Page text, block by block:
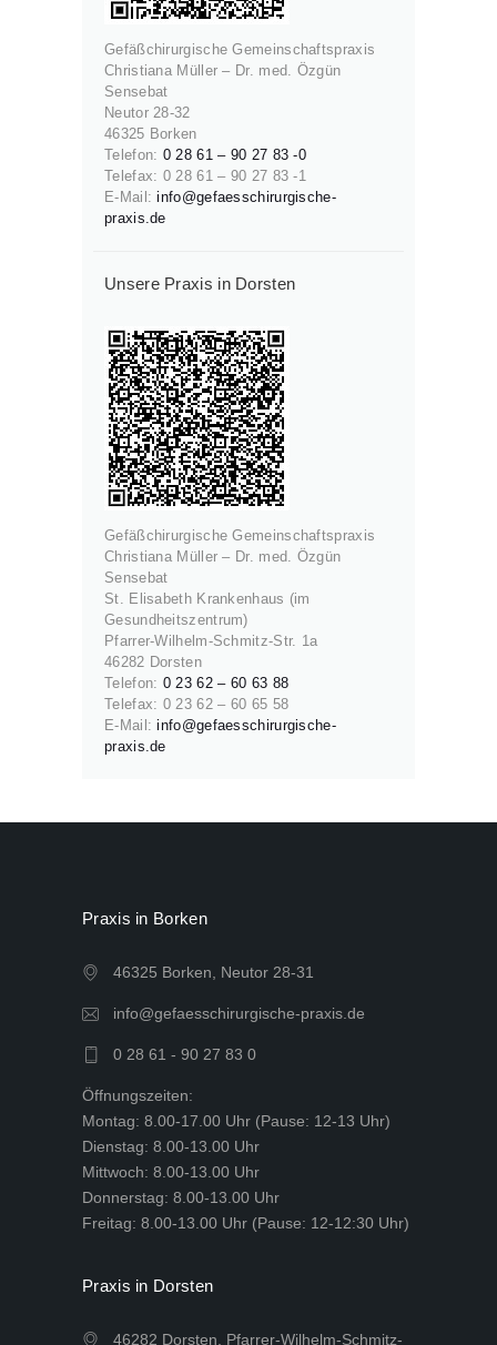
Gefäßchirurgische Gemeinschaftspraxis
Christiana Müller – Dr. med. Özgün
Sensebat
Neutor 28-32
46325 Borken
Telefon: 0 28 61 – 90 27 83 -0
Telefax: 0 28 61 – 90 27 83 -1
E-Mail:info@gefaesschirurgische-
praxis.de
Unsere Praxis in Dorsten
Gefäßchirurgische Gemeinschaftspraxis
Christiana Müller – Dr. med. Özgün
Sensebat
St. Elisabeth Krankenhaus (im
Gesundheitszentrum)
Pfarrer-Wilhelm-Schmitz-Str. 1a
46282 Dorsten
Telefon: 0 23 62 – 60 63 88
Telefax: 0 23 62 – 60 65 58
E-Mail:info@gefaesschirurgische-
praxis.de
Praxis in Borken
46325 Borken, Neutor 28-31
info@gefaesschirurgische-praxis.de
0 28 61 - 90 27 83 0
Öffnungszeiten:
Montag: 8.00-17.00 Uhr (Pause: 12-13 Uhr)
Dienstag: 8.00-13.00 Uhr
Mittwoch: 8.00-13.00 Uhr
Donnerstag: 8.00-13.00 Uhr
Freitag: 8.00-13.00 Uhr (Pause: 12-12:30 Uhr)
Praxis in Dorsten
46282 Dorsten, Pfarrer-Wilhelm-Schmitz-